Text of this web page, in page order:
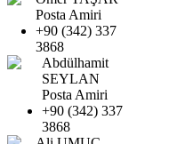
Posta Amiri
+90 (342) 337
3868
Abdülhamit
SEYLAN
Posta Amiri
+90 (342) 337
3868